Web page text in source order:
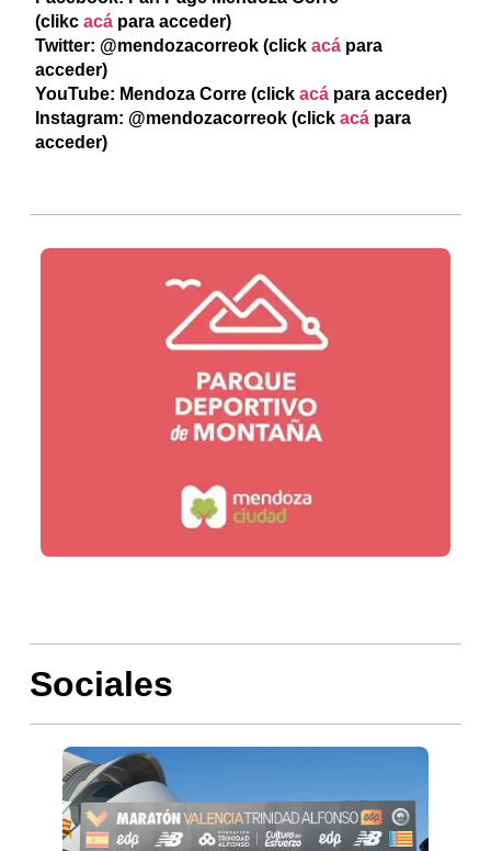
(clikc acápara acceder)
Twitter: @mendozacorreok (click acápara
acceder)
YouTube: Mendoza Corre (click acápara acceder)
Instagram: @mendozacorreok (click acápara
acceder)
Sociales